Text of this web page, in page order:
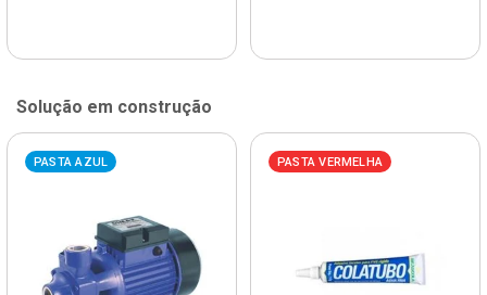
Solução em construção
PASTA AZUL PASTA VERMELHA